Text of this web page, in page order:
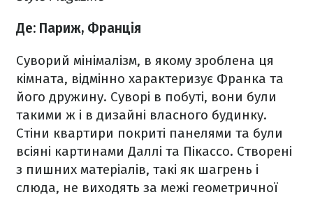
Де: Париж, Франція
Суворий мінімалізм, в якому зроблена ця
кімната, відмінно характеризує Франка та
його дружину. Суворі в побуті, вони були
такими ж і в дизайні власного будинку.
Стіни квартири покриті панелями та були
всіяні картинами Даллі та Пікассо. Створені
з пишних матеріалів, такі як шагрень і
слюда, не виходять за межі геометричної